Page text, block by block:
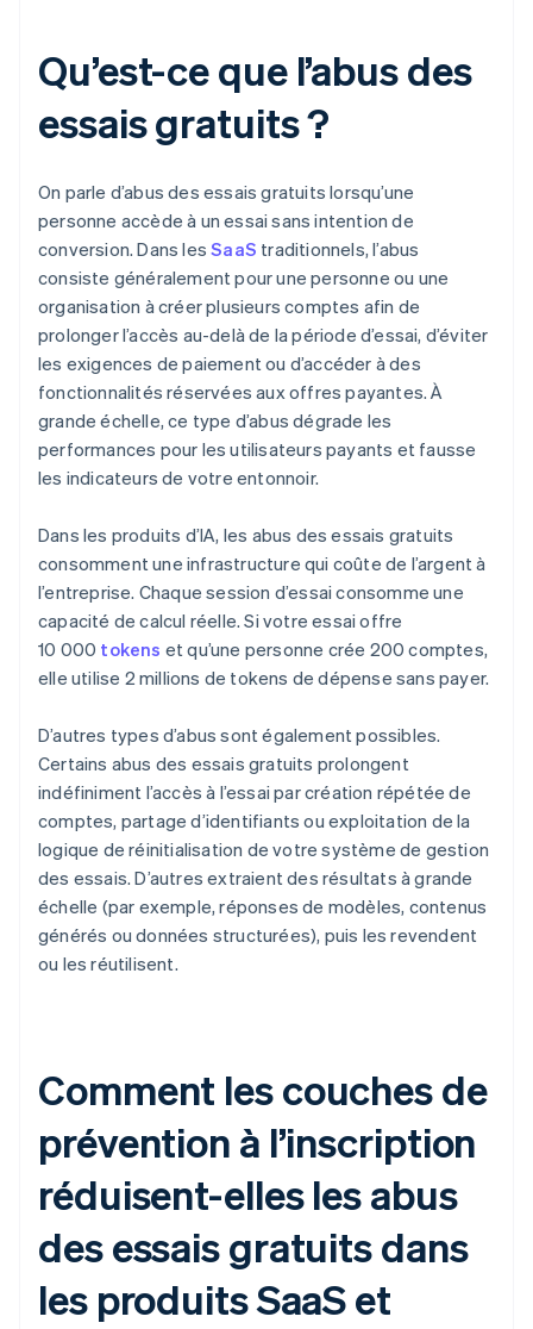
Qu’est-ce que l’abus des
essais gratuits ?
On parle d’abus des essais gratuits lorsqu’une
personne accède à un essai sans intention de
conversion. Dans lesSaaS traditionnels, l’abus
consiste généralement pour une personne ou une
organisation à créer plusieurs comptes afin de
prolonger l’accès au-delà de la période d’essai, d’éviter
les exigences de paiement ou d’accéder à des
fonctionnalités réservées aux offres payantes. À
grande échelle, ce type d’abus dégrade les
performances pour les utilisateurs payants et fausse
les indicateurs de votre entonnoir.
Dans les produits d’IA, les abus des essais gratuits
consomment une infrastructure qui coûte de l’argent à
l’entreprise. Chaque session d’essai consomme une
capacité de calcul réelle. Si votre essai offre
10 000 tokens et qu’une personne crée 200 comptes,
elle utilise 2 millions de tokens de dépense sans payer.
D’autres types d’abus sont également possibles.
Certains abus des essais gratuits prolongent
indéfiniment l’accès à l’essai par création répétée de
comptes, partage d’identifiants ou exploitation de la
logique de réinitialisation de votre système de gestion
des essais. D’autres extraient des résultats à grande
échelle (par exemple, réponses de modèles, contenus
générés ou données structurées), puis les revendent
ou les réutilisent.
Comment les couches de
prévention à l’inscription
réduisent-elles les abus
des essais gratuits dans
les produits SaaS et